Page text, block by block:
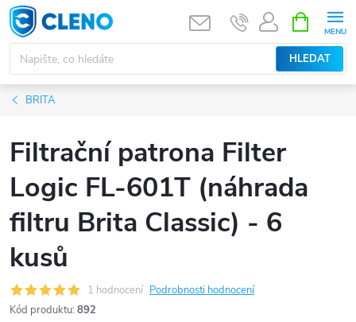
Přejít
na
obsah
HLEDAT
NÁKUPNÍ
KOŠÍK
BRITA
Filtrační patrona Filter
Logic FL-601T (náhrada
filtru Brita Classic) - 6
kusů
1 hodnocení Podrobnosti hodnocení
Kód produktu: 892